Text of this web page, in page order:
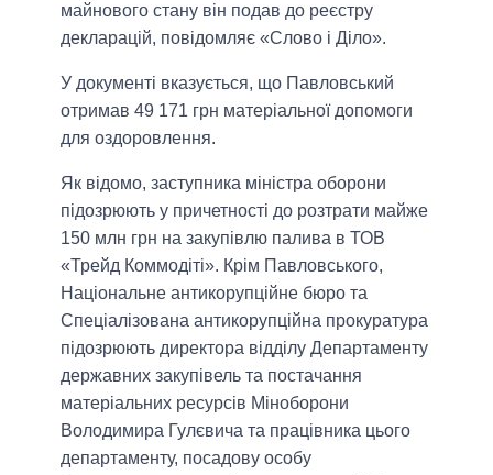
майнового стану він подав до реєстру
декларацій, повідомляє «Слово і Діло».
У документі вказується, що Павловський
отримав 49 171 грн матеріальної допомоги
для оздоровлення.
Як відомо, заступника міністра оборони
підозрюють у причетності до розтрати майже
150 млн грн на закупівлю палива в ТОВ
«Трейд Коммодіті». Крім Павловського,
Національне антикорупційне бюро та
Спеціалізована антикорупційна прокуратура
підозрюють директора відділу Департаменту
державних закупівель та постачання
матеріальних ресурсів Міноборони
Володимира Гулєвича та працівника цього
департаменту, посадову особу